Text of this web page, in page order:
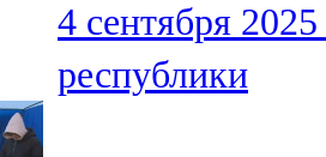
103,0 FM
Чүпрәле
4 сентября 2025
республики